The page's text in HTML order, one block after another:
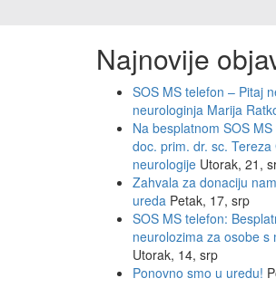
Najnovije
SOS MS telefon – Pitaj
neurologinja Marija
Na besplatnom SOS
doc. prim. dr. sc.
neurologije Utorak, 21,
Zahvala za donaciju
ureda Petak, 17, srp
SOS MS telefon:
neurolozima za osobe s
Utorak, 14, srp
Ponovno smo u uredu!